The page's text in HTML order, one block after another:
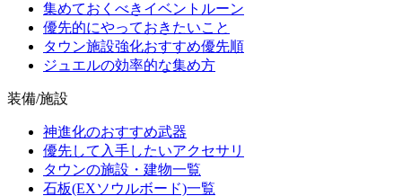
集めておくべきイベントルーン
優先的にやっておきたいこと
タウン施設強化おすすめ優先順
ジュエルの効率的な集め方
装備/施設
神進化のおすすめ武器
優先して入手したいアクセサリ
タウンの施設・建物一覧
石板(EXソウルボード)一覧